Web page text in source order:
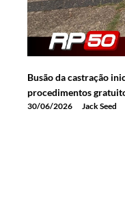
Busão da castração
procedimentos
30/06/2026 Jack Seed